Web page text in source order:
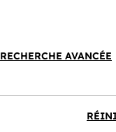
RECHERCHE AVANCÉE